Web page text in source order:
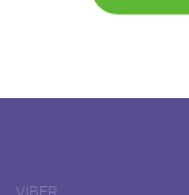
VIBER